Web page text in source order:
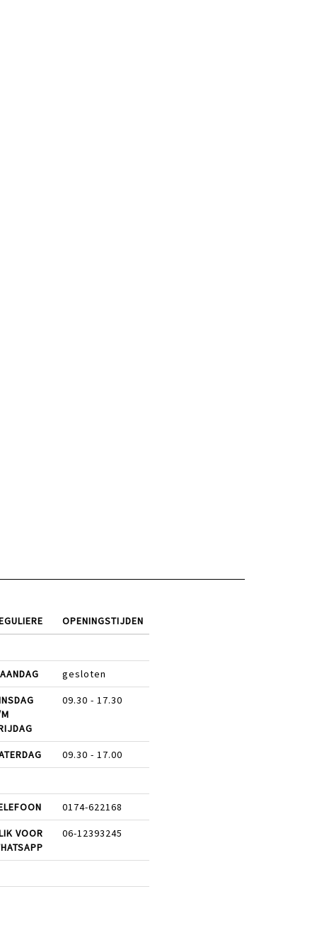
OPENINGSTIJDEN
gesloten
09.30 - 17.30
09.30 - 17.00
0174-622168
VOOR
06-12393245